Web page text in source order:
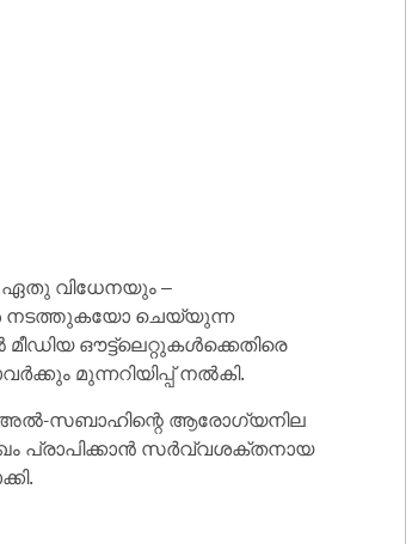
ഏതു വിധേനയും –
നടത്തുകയോ ചെയ്യുന്ന
ഔട്ട്‌ലെറ്റുകൾക്കെതിരെ
മുന്നറിയിപ്പ് നൽകി.
സബാഹിന്റെ ആരോഗ്യനില
പ്രാപിക്കാൻ സർവ്വശക്തനായ